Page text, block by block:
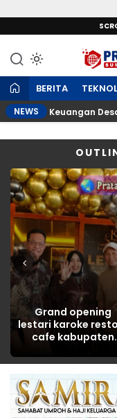
BERITA
NEWSKeuangan Desa
Grand opening
lestari karoke
cafe kabupaten
2026